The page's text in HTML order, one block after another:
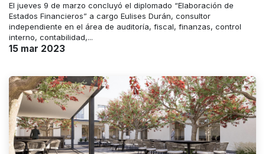
El jueves 9 de marzo concluyó el diplomado “Elaboración de
Estados Financieros” a cargo Eulises Durán, consultor
independiente en el área de auditoría, fiscal, finanzas, control
interno, contabilidad,...
15 mar 2023